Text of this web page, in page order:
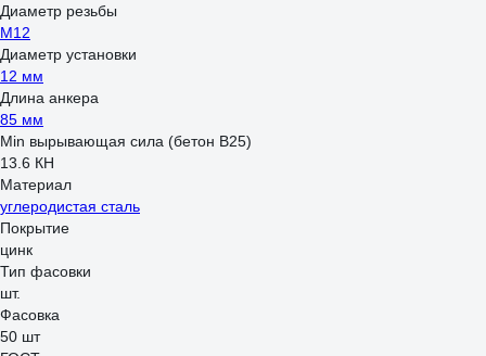
Диаметр резьбы
М12
Диаметр установки
12 мм
Длина анкера
85 мм
Min вырывающая сила (бетон B25)
13.6 КН
Материал
углеродистая сталь
Покрытие
цинк
Тип фасовки
шт.
Фасовка
50 шт